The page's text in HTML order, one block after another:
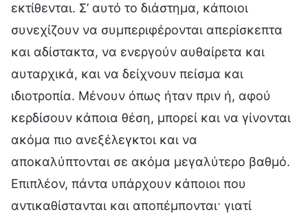
εκτίθενται. Σ’ αυτό το διάστημα, κάποιοι
συνεχίζουν να συμπεριφέρονται απερίσκεπτα
και αδίστακτα, να ενεργούν αυθαίρετα και
αυταρχικά, και να δείχνουν πείσμα και
ιδιοτροπία. Μένουν όπως ήταν πριν ή, αφού
κερδίσουν κάποια θέση, μπορεί και να γίνονται
ακόμα πιο ανεξέλεγκτοι και να
αποκαλύπτονται σε ακόμα μεγαλύτερο βαθμό.
Επιπλέον, πάντα υπάρχουν κάποιοι που
αντικαθίστανται και αποπέμπονται· γιατί